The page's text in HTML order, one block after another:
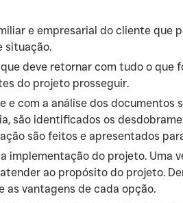
e empresarial do cliente que
situação.
deve retornar com tudo o que
do projeto prosseguir.
com a análise dos documentos
são identificados os
são feitos e apresentados
do projeto. Uma
ao propósito do projeto.
as vantagens de cada opção.